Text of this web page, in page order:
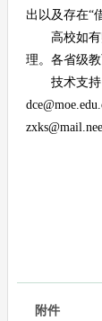
出以及存在“
高校如
理。各省级
技术支持
附件